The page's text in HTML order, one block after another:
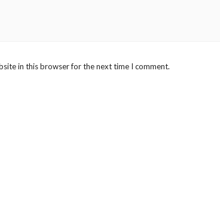
in this browser for the next time I comment.